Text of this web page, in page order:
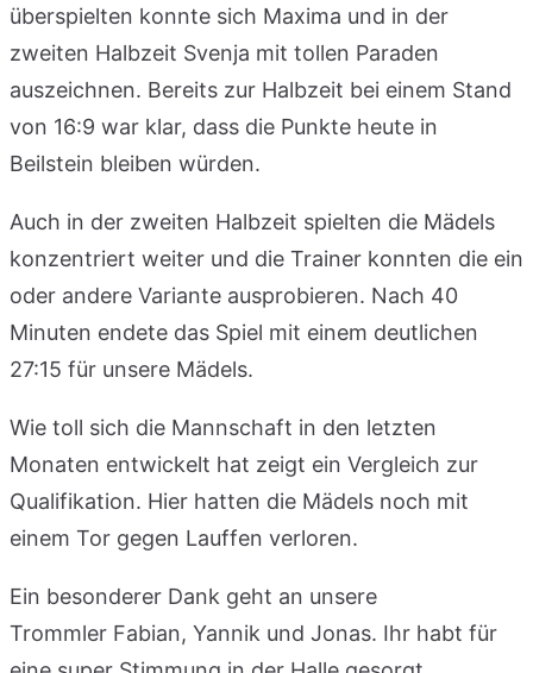
überspielten konnte sich Maxima und in der
zweiten Halbzeit Svenja mit tollen Paraden
auszeichnen. Bereits zur Halbzeit bei einem Stand
von 16:9 war klar, dass die Punkte heute in
Beilstein bleiben würden.
Auch in der zweiten Halbzeit spielten die Mädels
konzentriert weiter und die Trainer konnten die ein
oder andere Variante ausprobieren. Nach 40
Minuten endete das Spiel mit einem deutlichen
27:15 für unsere Mädels.
Wie toll sich die Mannschaft in den letzten
Monaten entwickelt hat zeigt ein Vergleich zur
Qualifikation. Hier hatten die Mädels noch mit
einem Tor gegen Lauffen verloren.
Ein besonderer Dank geht an unsere
Trommler Fabian, Yannik und Jonas. Ihr habt für